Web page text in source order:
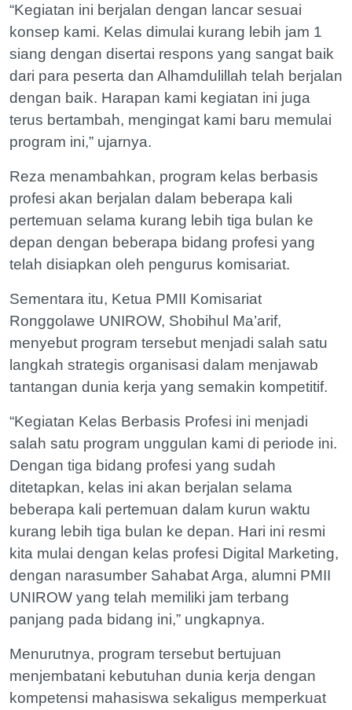
“Kegiatan ini berjalan dengan lancar sesuai
konsep kami. Kelas dimulai kurang lebih jam 1
siang dengan disertai respons yang sangat baik
dari para peserta dan Alhamdulillah telah berjalan
dengan baik. Harapan kami kegiatan ini juga
terus bertambah, mengingat kami baru memulai
program ini,” ujarnya.
Reza menambahkan, program kelas berbasis
profesi akan berjalan dalam beberapa kali
pertemuan selama kurang lebih tiga bulan ke
depan dengan beberapa bidang profesi yang
telah disiapkan oleh pengurus komisariat.
Sementara itu, Ketua PMII Komisariat
Ronggolawe UNIROW, Shobihul Ma’arif,
menyebut program tersebut menjadi salah satu
langkah strategis organisasi dalam menjawab
tantangan dunia kerja yang semakin kompetitif.
“Kegiatan Kelas Berbasis Profesi ini menjadi
salah satu program unggulan kami di periode ini.
Dengan tiga bidang profesi yang sudah
ditetapkan, kelas ini akan berjalan selama
beberapa kali pertemuan dalam kurun waktu
kurang lebih tiga bulan ke depan. Hari ini resmi
kita mulai dengan kelas profesi Digital Marketing,
dengan narasumber Sahabat Arga, alumni PMII
UNIROW yang telah memiliki jam terbang
panjang pada bidang ini,” ungkapnya.
Menurutnya, program tersebut bertujuan
menjembatani kebutuhan dunia kerja dengan
kompetensi mahasiswa sekaligus memperkuat